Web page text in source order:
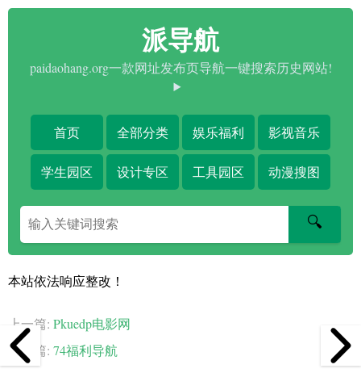
派导航
paidaohang.org一款网址发布页导航一键搜索历史网站!
首页 全部分类 娱乐福利 影视音乐
学生园区 设计专区 工具园区 动漫搜图
搜
索
字
🔍
本站依法响应整改！
上一篇: Pkuedp电影网
下一篇: 74福利导航